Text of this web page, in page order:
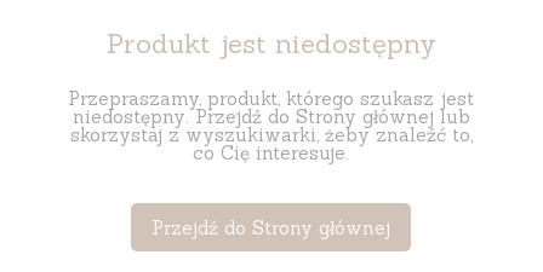
Produkt jest niedostępny
Przepraszamy, produkt, którego szukasz jest
niedostępny. Przejdź do Strony głównej lub
skorzystaj z wyszukiwarki, żeby znaleźć to,
co Cię interesuje.
Przejdź do Strony głównej